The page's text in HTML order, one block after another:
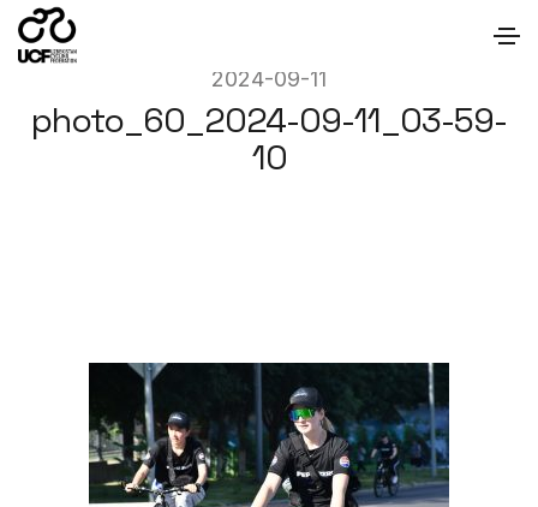
2024-09-11
photo_60_2024-09-11_03-59-
10